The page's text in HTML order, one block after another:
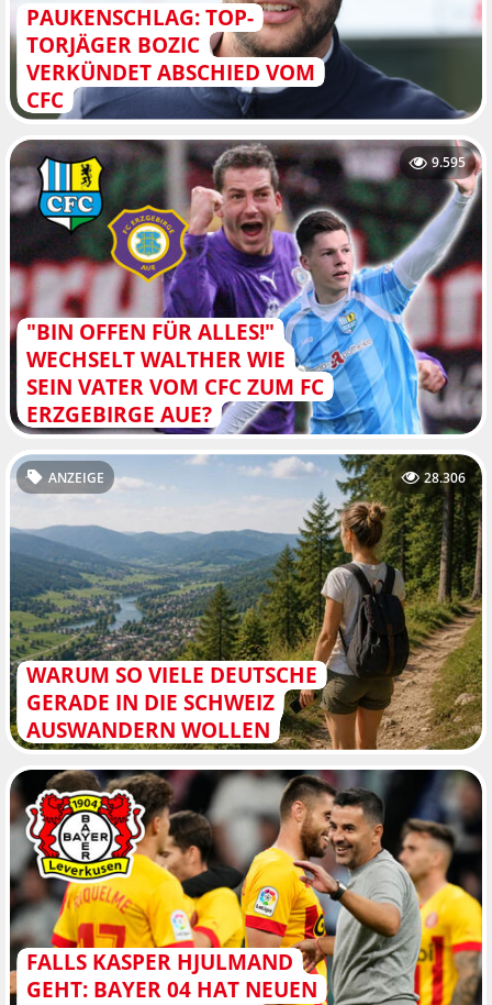
PAUKENSCHLAG: TOP-
TORJÄGER BOZIC
VERKÜNDET ABSCHIED VOM
CFC
"BIN OFFEN FÜR ALLES!"
WECHSELT WALTHER WIE
SEIN VATER VOM CFC ZUM FC
ERZGEBIRGE AUE?
9.595
WARUM SO VIELE DEUTSCHE
GERADE IN DIE SCHWEIZ
AUSWANDERN WOLLEN
ANZEIGE 28.306
FALLS KASPER HJULMAND
GEHT: BAYER 04 HAT NEUEN